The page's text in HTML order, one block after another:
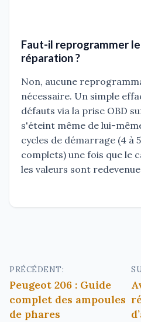
Faut-il reprogrammer
réparation ?
Non, aucune
nécessaire. Un simple
défauts via la prise OBD
s'éteint même de lui-
cycles de démarrage (4 à
complets) une fois que le
les valeurs sont
Navigation
de
l’article
PRÉCÉDENT:
Peugeot 206 : Guide
complet des ampoules
de phares